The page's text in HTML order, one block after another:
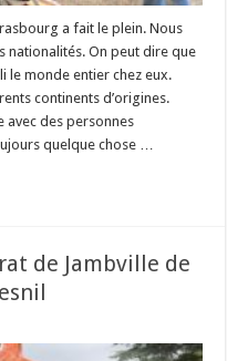
a fait le plein. Nous
nationalités. On peut dire que
le monde entier chez eux.
continents d’origines.
avec des personnes
quelque chose …
de Jambville de
raconte